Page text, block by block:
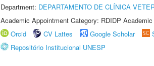
Department: DEPARTAMENTO DE CLÍNICA
Academic Appointment Category: RDIDP
Orcid
CV Lattes Google Scholar
Repositório Institucional UNESP